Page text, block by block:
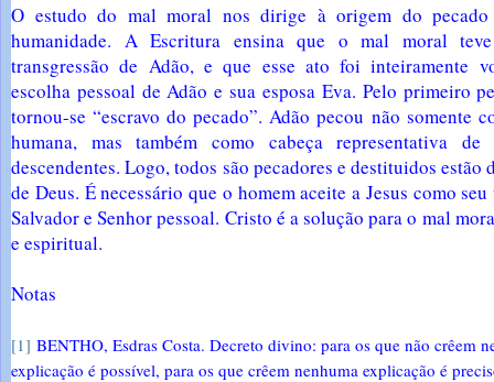
O estudo do mal moral nos dirige à origem do
humanidade. A Escritura ensina que o mal moral
transgressão de Adão, e que esse ato foi inteiramente
escolha pessoal de Adão e sua esposa Eva. Pelo primeiro
tornou-se “escravo do pecado”. Adão pecou não somente
humana, mas também como cabeça representativa
descendentes. Logo, todos são pecadores e destituidos estão
de Deus. É necessário que o homem aceite a Jesus como
Salvador e Senhor pessoal. Cristo é a solução para o mal
e espiritual.
Notas
[1] BENTHO, Esdras Costa. Decreto divino: para os que não crêem
explicação é possível, para os que crêem nenhuma explicação é